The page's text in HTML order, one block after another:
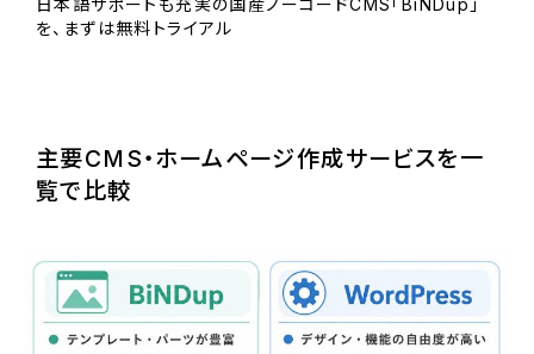
日本語サポートも充実の国産ノーコードCMS「BiNDup」
を、まずは無料トライアル
主要CMS・ホームページ作成サービスを一
覧で比較